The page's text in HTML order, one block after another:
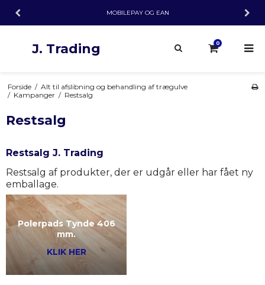
MOBILEPAY OG EAN
J. Trading 0
Forside / Alt til afslibning og behandling af trægulve
/ Kampanger / Restsalg
Restsalg
Restsalg J. Trading
Restsalg af produkter, der er udgår eller har fået ny
emballage.
Polerpads Tynde 406
mm.
KLIK HER